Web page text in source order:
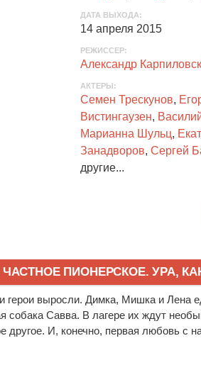
ДАТА ВЫХОДА:
14 апреля 2015
РЕЖИССЕР:
Александр
АКТЕРЫ:
Семен Трескунов,
Вистингаузен,
Марианна Шульц,
Занадворов, Сергей
другие...
ПИОНЕРСКОЕ. УРА,
выросли. Димка, Мишка и Лена
собака Савва. В лагере их ждут
другое. И, конечно, первая любовь с